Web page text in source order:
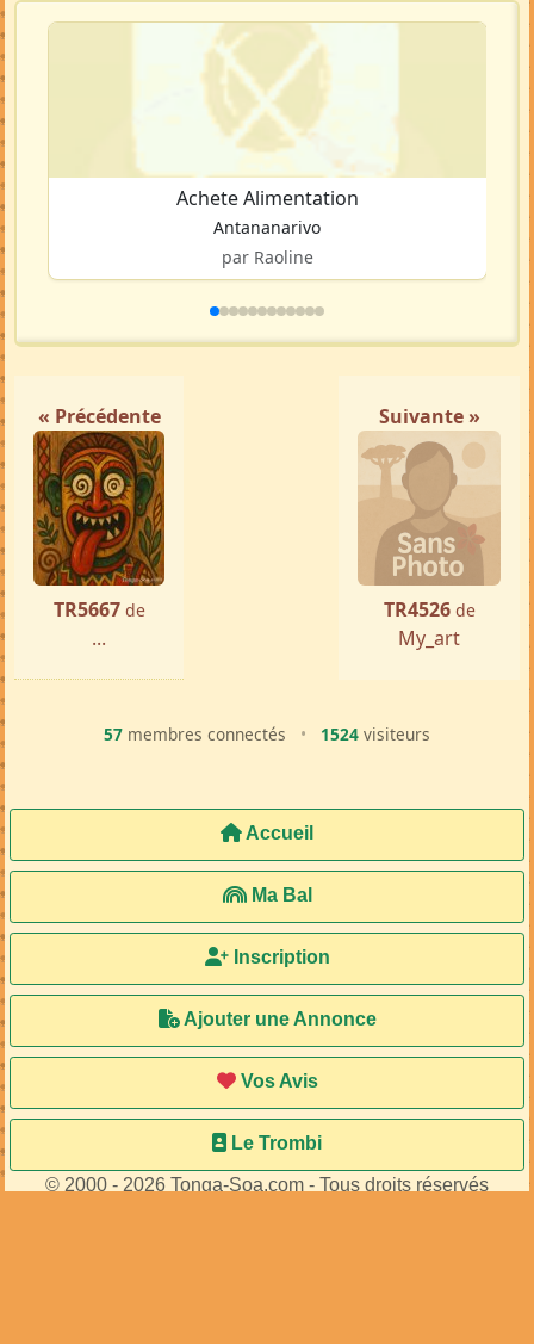
Achete Alimentation
Antananarivo
par Raoline
« Précédente
TR5667 de
...
Suivante »
TR4526 de
My_art
57 membres connectés • 1524 visiteurs
Accueil
Ma Bal
Inscription
Ajouter une Annonce
Vos Avis
Le Trombi
© 2000 - 2026 Tonga-Soa.com - Tous droits réservés